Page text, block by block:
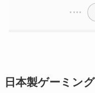
日本製ゲーミン